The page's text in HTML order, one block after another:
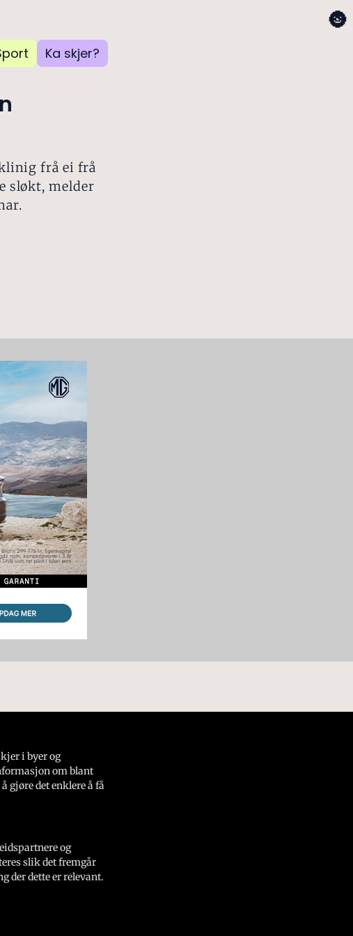
Ka skjer?
🌚
frå ei frå
sløkt, melder
i byer og
om blant
gjøre det enklere å få
og
slik det fremgår
der dette er relevant.